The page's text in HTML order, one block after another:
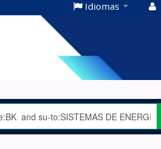
Idiomas